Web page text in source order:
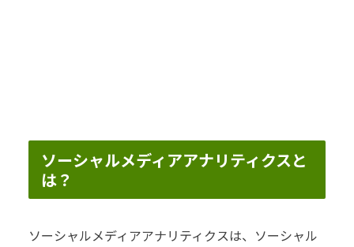
ソーシャルメディアアナリティクスと
は？
ソーシャルメディアアナリティクスは、ソーシャル